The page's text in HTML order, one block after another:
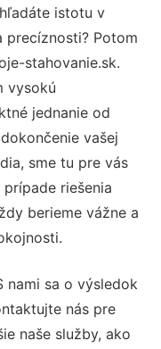
istotu v
precíznosti? Potom
stahovanie.sk.
vysokú
jednanie od
vašej
sme tu pre vás
riešenia
berieme vážne a
nami sa o výsledok
nás pre
naše služby, ako